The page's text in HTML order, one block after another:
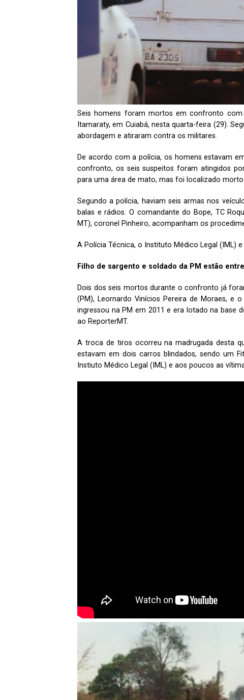
Seis homens foram mortos em confronto com
Itamaraty, em Cuiabá, nesta quarta-feira (29).
abordagem e atiraram contra os militares.
De acordo com a polícia, os homens estavam
confronto, os seis suspeitos foram atingidos
para uma área de mato, mas foi localizado
Segundo a polícia, haviam seis armas nos
balas e rádios. O comandante do Bope, TC
MT), coronel Pinheiro, acompanham os
A Polícia Técnica, o Instituto Médico Legal (IML)
Filho de sargento e soldado da PM estão
Dois dos seis mortos durante o confronto já
(PM), Leornardo Vinícios Pereira de Moraes, e
ingressou na PM em 2011 e era lotado na base
ao ReporterMT.
A troca de tiros ocorreu na madrugada desta
estavam em dois carros blindados, sendo um
Instiuto Médico Legal (IML) e aos poucos as